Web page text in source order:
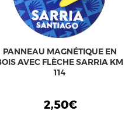
PANNEAU MAGNÉTIQUE EN
AVEC FLÈCHE SARRIA KM
114
2,50€